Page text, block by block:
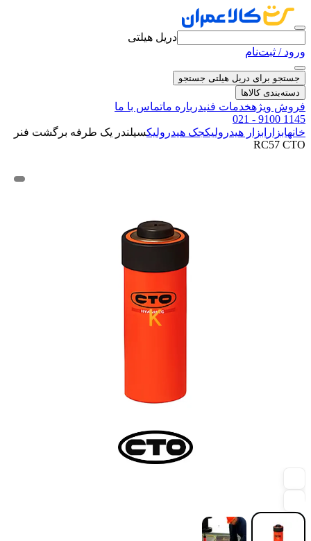
دریل هیلتی
ورود / ثبت‌نام
جستجو برای دریل هیلتی جستجو
دسته‌بندی کالاها
فروش ویژهخدمات فنیدرباره ماتماس با ما
021 - 9100 1145
خانهابزار ابزار هیدرولیکجک هیدرولیکسیلندر یک طرفه برگشت فنر
RC57 CTO